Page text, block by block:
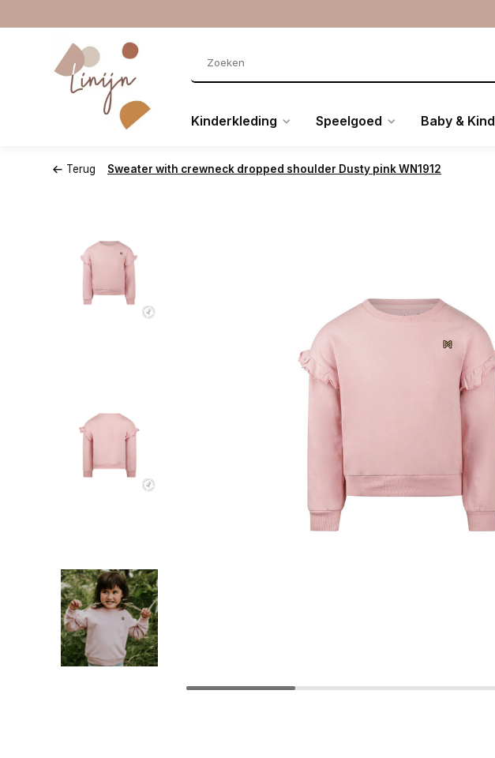
Kinderkleding Speelgoed Baby & Kind
Terug Sweater with crewneck dropped shoulder Dusty pink WN1912